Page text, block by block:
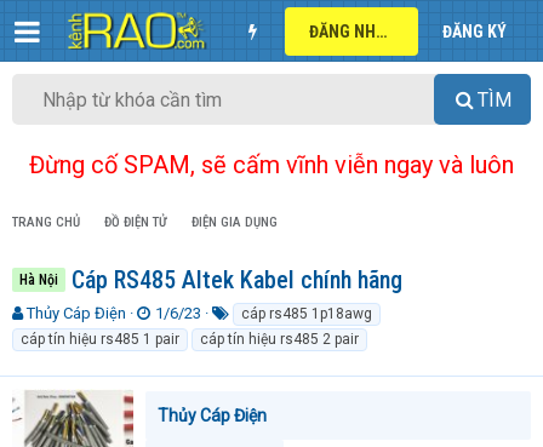
ĐĂNG NHẬP ĐĂNG KÝ
TÌM
Đừng cố SPAM, sẽ cấm vĩnh viễn ngay và luôn
TRANG CHỦ ĐỒ ĐIỆN TỬ ĐIỆN GIA DỤNG
Hà Nội Cáp RS485 Altek Kabel chính hãng
T
h
r
e
d
s
Thủy Cáp Điện
N
g
à
y
ử
1/6/23
ừ
k
h
a
cáp rs485 1p18awg
cáp tín hiệu rs485 1 pair
cáp tín hiệu rs485 2 pair
Thủy Cáp Điện